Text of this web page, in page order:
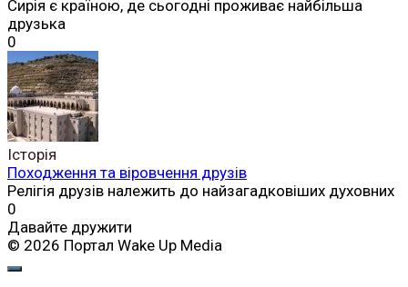
Сирія є країною, де сьогодні проживає найбільша
друзька
0
Історія
Походження та віровчення друзів
Релігія друзів належить до найзагадковіших духовних
0
Давайте дружити
© 2026 Портал Wake Up Media